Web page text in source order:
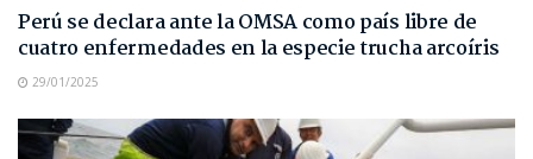
Perú se declara ante la OMSA como país libre de
cuatro enfermedades en la especie trucha arcoíris
29/01/2025